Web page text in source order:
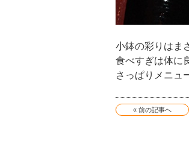
小鉢の彩りはま
食べすぎは体に
さっぱりメニュ
« 前の記事へ